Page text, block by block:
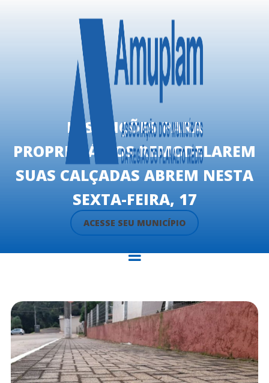
ACESSE SEU MUNICÍPIO
INSCRIÇÕES PARA
PROPRIETÁRIOS REMODELAREM
SUAS CALÇADAS ABREM NESTA
SEXTA-FEIRA, 17